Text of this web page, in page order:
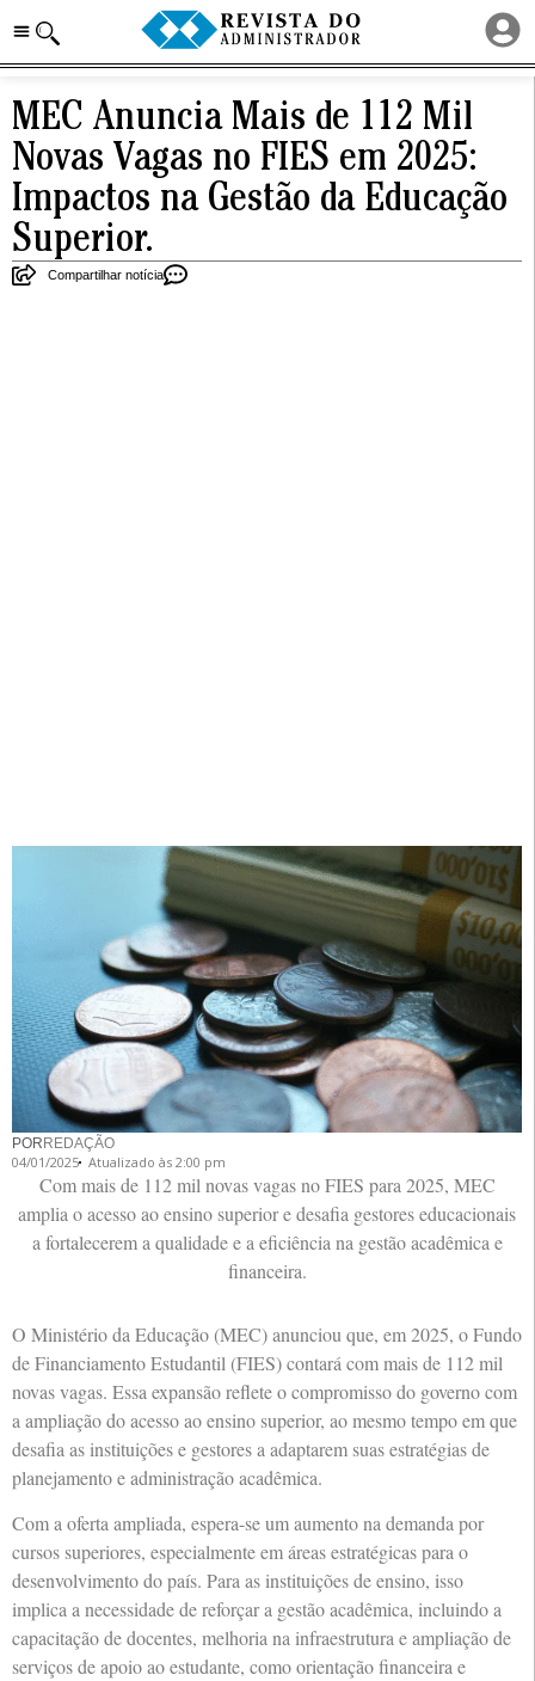
MEC Anuncia Mais de 112 Mil
Novas Vagas no FIES em 2025:
Impactos na Gestão da Educação
Superior.
Compartilhar notícia
POR REDAÇÃO
04/01/2025 Atualizado às 2:00 pm
Com mais de 112 mil novas vagas no FIES para 2025, MEC
amplia o acesso ao ensino superior e desafia gestores educacionais
a fortalecerem a qualidade e a eficiência na gestão acadêmica e
financeira.
O Ministério da Educação (MEC) anunciou que, em 2025, o Fundo
de Financiamento Estudantil (FIES) contará com mais de 112 mil
novas vagas. Essa expansão reflete o compromisso do governo com
a ampliação do acesso ao ensino superior, ao mesmo tempo em que
desafia as instituições e gestores a adaptarem suas estratégias de
planejamento e administração acadêmica.
Com a oferta ampliada, espera-se um aumento na demanda por
cursos superiores, especialmente em áreas estratégicas para o
desenvolvimento do país. Para as instituições de ensino, isso
implica a necessidade de reforçar a gestão acadêmica, incluindo a
capacitação de docentes, melhoria na infraestrutura e ampliação de
serviços de apoio ao estudante, como orientação financeira e